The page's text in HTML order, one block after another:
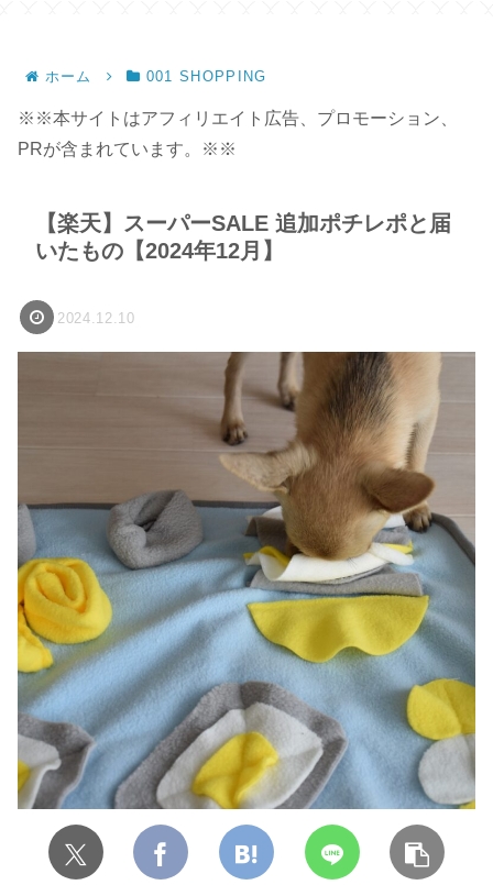
ホーム 001 SHOPPING
※※本サイトはアフィリエイト広告、プロモーション、
PRが含まれています。※※
【楽天】スーパーSALE 追加ポチレポと届
いたもの【2024年12月】
2024.12.10